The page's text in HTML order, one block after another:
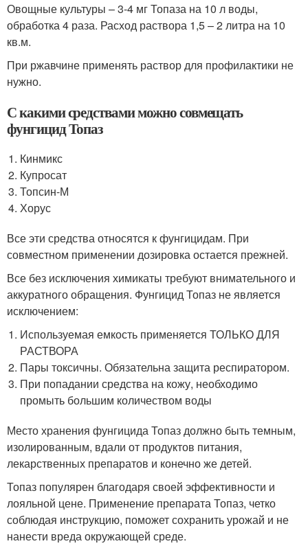
Овощные культуры – 3-4 мг Топаза на 10 л воды,
обработка 4 раза. Расход раствора 1,5 – 2 литра на 10
кв.м.
При ржавчине применять раствор для профилактики не
нужно.
С какими средствами можно совмещать
фунгицид Топаз
Кинмикс
Купросат
Топсин-М
Хорус
Все эти средства относятся к фунгицидам. При
совместном применении дозировка остается прежней.
Все без исключения химикаты требуют внимательного и
аккуратного обращения. Фунгицид Топаз не является
исключением:
Используемая емкость применяется ТОЛЬКО ДЛЯ
РАСТВОРА
Пары токсичны. Обязательна защита респиратором.
При попадании средства на кожу, необходимо
промыть большим количеством воды
Место хранения фунгицида Топаз должно быть темным,
изолированным, вдали от продуктов питания,
лекарственных препаратов и конечно же детей.
Топаз популярен благодаря своей эффективности и
лояльной цене. Применение препарата Топаз, четко
соблюдая инструкцию, поможет сохранить урожай и не
нанести вреда окружающей среде.